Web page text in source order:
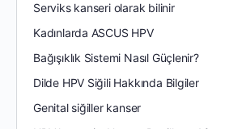
Serviks kanseri olarak bilinir
Kadınlarda ASCUS HPV
Bağışıklık Sistemi Nasıl Güçlenir?
Dilde HPV Siğili Hakkında Bilgiler
Genital siğiller kanser